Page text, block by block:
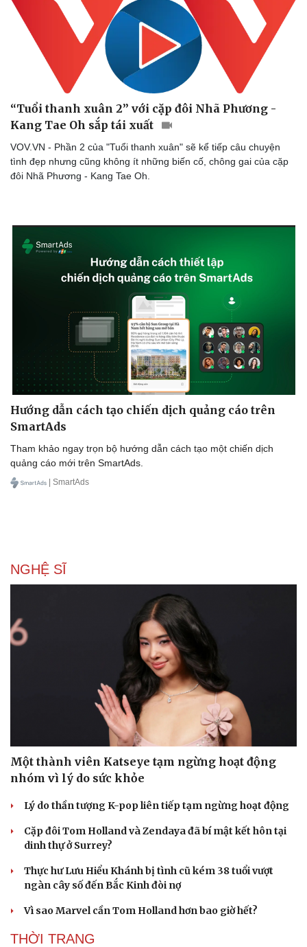
Văn hóa
Sân khấu - Điện ảnh
Văn học
Âm nhạc
Giải trí
Nghệ sĩ
Thời trang
Sao Việt
check-in
Podcast
Câu chuyện thời sự
Đọc truyện đêm khuya
Cửa sổ tình yêu
Kể chuyện cho bé
“Tuổi thanh xuân 2” với cặp đôi Nhã Phương -
Kang Tae Oh sắp tái xuất
VOV.VN - Phần 2 của "Tuổi thanh xuân" sẽ kể tiếp câu chuyện
tình đẹp nhưng cũng không ít những biến cố, chông gai của cặp
đôi Nhã Phương - Kang Tae Oh.
Hướng dẫn cách tạo chiến dịch quảng cáo trên
SmartAds
Tham khảo ngay trọn bộ hướng dẫn cách tạo một chiến dịch
quảng cáo mới trên SmartAds.
| SmartAds
NGHỆ SĨ
Một thành viên Katseye tạm ngừng hoạt động
nhóm vì lý do sức khỏe
Lý do thần tượng K-pop liên tiếp tạm ngừng hoạt động
Cặp đôi Tom Holland và Zendaya đã bí mật kết hôn tại
dinh thự ở Surrey?
Thực hư Lưu Hiểu Khánh bị tình cũ kém 38 tuổi vượt
ngàn cây số đến Bắc Kinh đòi nợ
Vì sao Marvel cần Tom Holland hơn bao giờ hết?
THỜI TRANG